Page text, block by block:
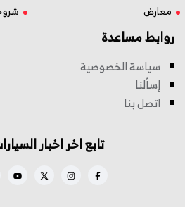
معارض
روابط مساعدة
سياسة الخصوصية
إسألنا
اتصل بنا
تابع اخر اخبار